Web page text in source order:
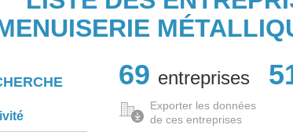
69 entreprises
Exporter les données
de ces entreprises